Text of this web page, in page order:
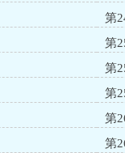
第
第
第
第
第
第